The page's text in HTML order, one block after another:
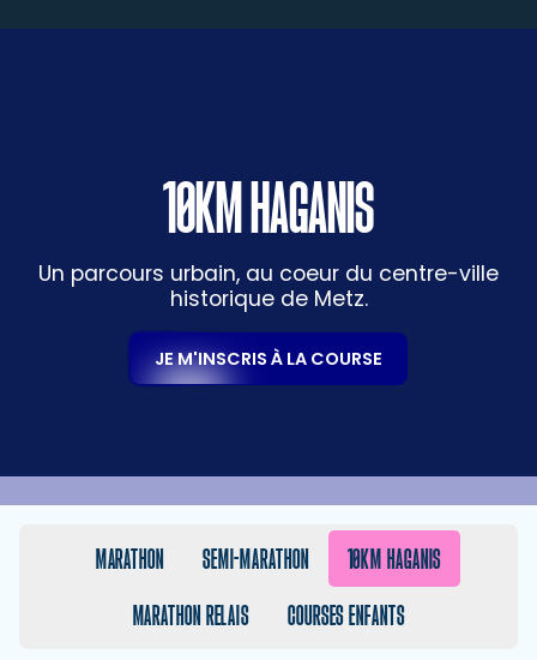
10KM HAGANIS
Un parcours urbain, au coeur du centre-ville
historique de Metz.
JE M'INSCRIS À LA COURSE
MARATHON SEMI-MARATHON 10KM HAGANIS
MARATHON RELAIS COURSES ENFANTS